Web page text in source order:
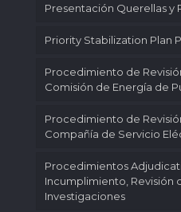
Presentación Querellas y
Priority Stabilization Plan
Procedimiento de
Comisión de Energía de
Procedimiento de
Compañía de Servicio
Procedimientos
Incumplimiento, Revisión
Investigaciones